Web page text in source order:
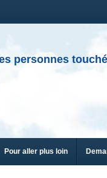
personnes
Pour aller plus loin